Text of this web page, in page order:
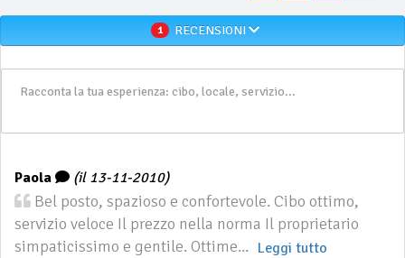
1 RECENSIONI
Paola (il 13-11-2010)
Bel posto, spazioso e confortevole. Cibo ottimo,
servizio veloce Il prezzo nella norma Il proprietario
simpaticissimo e gentile. Ottime... Leggi tutto